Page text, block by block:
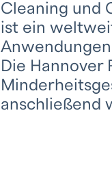
Cleaning und
ist ein
Die Hannover
anschließend